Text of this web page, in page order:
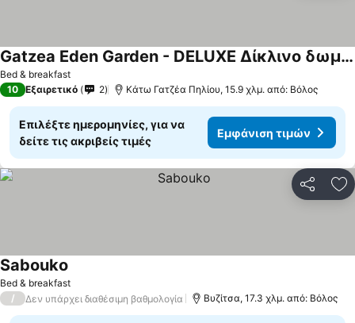
Bed & breakfast
Gatzea Eden Garden - DELUXE Δίκλινο δωμάτιο
10 Εξαιρετικό 2 Κάτω Γατζέα Πηλίου, 15.9 χλμ. από: Βόλος
Επιλέξτε ημερομηνίες, για να
δείτε τις ακριβείς τιμές
Εμφάνιση τιμών
Bed & breakfast
Sabouko
/ Δεν υπάρχει διαθέσιμη βαθμολογία Βυζίτσα, 17.3 χλμ. από: Βόλος